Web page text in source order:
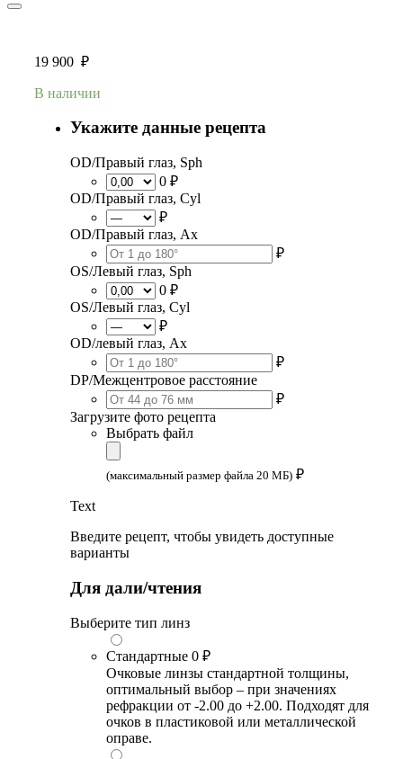
19 900 ₽
В наличии
Укажите данные рецепта
OD/Правый глаз, Sph
0 ₽
OD/Правый глаз, Cyl
₽
OD/Правый глаз, Ax
₽
OS/Левый глаз, Sph
0 ₽
OS/Левый глаз, Cyl
₽
OD/левый глаз, Ax
₽
DP/Межцентровое расстояние
₽
Загрузите фото рецепта
Выбрать файл
(максимальный размер файла 20 МБ) ₽
Text
Введите рецепт, чтобы увидеть доступные
варианты
Для дали/чтения
Выберите тип линз
Стандартные 0 ₽
Очковые линзы стандартной толщины,
оптимальный выбор – при значениях
рефракции от -2.00 до +2.00. Подходят для
очков в пластиковой или металлической
оправе.